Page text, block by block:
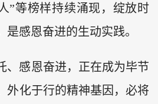
”等榜样持续涌现，绽放时
感恩奋进的生动实践。
、感恩奋进，正在成为毕节
外化于行的精神基因，必将